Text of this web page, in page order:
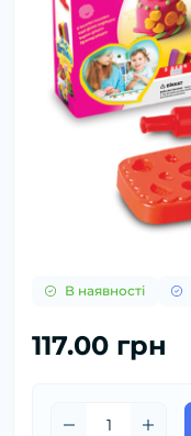
В наявності
117.00 грн